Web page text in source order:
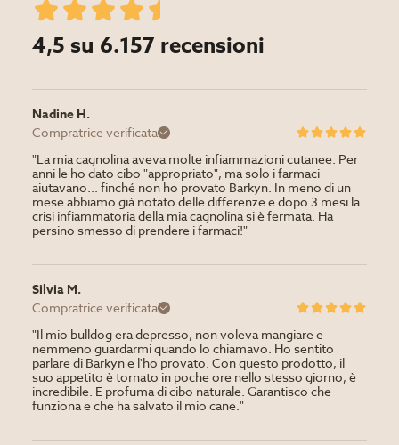
4,5 su 6.157 recensioni
Nadine H.
Compratrice verificata
"La mia cagnolina aveva molte infiammazioni cutanee. Per
anni le ho dato cibo "appropriato", ma solo i farmaci
aiutavano... finché non ho provato Barkyn. In meno di un
mese abbiamo già notato delle differenze e dopo 3 mesi la
crisi infiammatoria della mia cagnolina si è fermata. Ha
persino smesso di prendere i farmaci!"
Silvia M.
Compratrice verificata
"Il mio bulldog era depresso, non voleva mangiare e
nemmeno guardarmi quando lo chiamavo. Ho sentito
parlare di Barkyn e l'ho provato. Con questo prodotto, il
suo appetito è tornato in poche ore nello stesso giorno, è
incredibile. E profuma di cibo naturale. Garantisco che
funziona e che ha salvato il mio cane."